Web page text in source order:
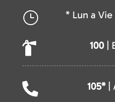
} * Lun a
 100 |
 105*